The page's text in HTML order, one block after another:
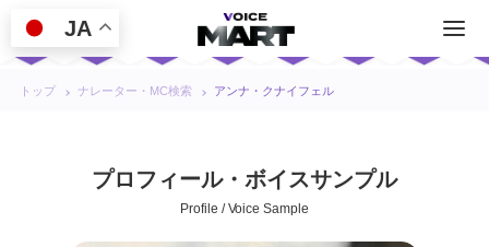
トップ ナレーター・MC検索 アンナ・クナイフェル
プロフィール・ボイスサンプル
Profile / Voice Sample
JA